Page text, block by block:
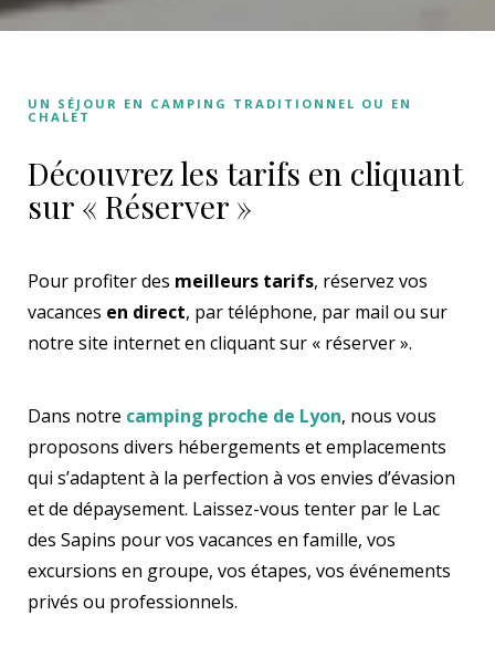
UN SÉJOUR EN CAMPING TRADITIONNEL OU EN
CHALET
Découvrez les tarifs en cliquant
sur « Réserver »
Pour profiter des meilleurs tarifs, réservez vos
vacances en direct, par téléphone, par mail ou sur
notre site internet en cliquant sur « réserver ».
Dans notre camping proche de Lyon, nous vous
proposons divers hébergements et emplacements
qui s’adaptent à la perfection à vos envies d’évasion
et de dépaysement. Laissez-vous tenter par le Lac
des Sapins pour vos vacances en famille, vos
excursions en groupe, vos étapes, vos événements
privés ou professionnels.